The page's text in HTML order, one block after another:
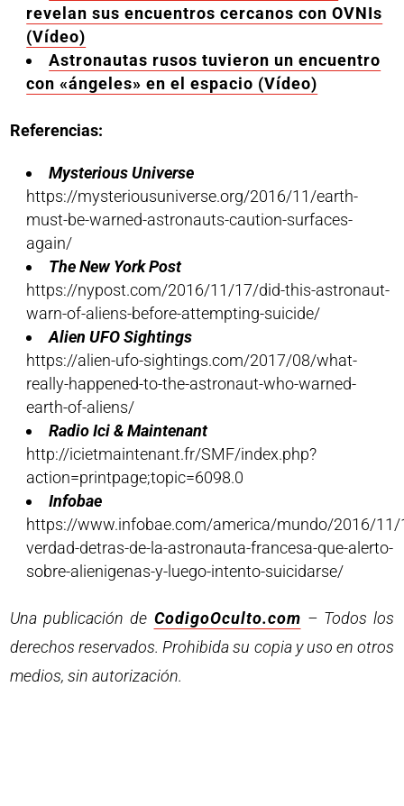
revelan sus encuentros cercanos con OVNIs
(Vídeo)
Astronautas rusos tuvieron un encuentro
con «ángeles» en el espacio (Vídeo)
Referencias:
Mysterious Universe
https://mysteriousuniverse.org/2016/11/earth-
must-be-warned-astronauts-caution-surfaces-
again/
The New York Post
https://nypost.com/2016/11/17/did-this-astronaut-
warn-of-aliens-before-attempting-suicide/
Alien UFO Sightings
https://alien-ufo-sightings.com/2017/08/what-
really-happened-to-the-astronaut-who-warned-
earth-of-aliens/
Radio Ici & Maintenant
http://icietmaintenant.fr/SMF/index.php?
action=printpage;topic=6098.0
Infobae
https://www.infobae.com/america/mundo/2016/
verdad-detras-de-la-astronauta-francesa-que-alerto-
sobre-alienigenas-y-luego-intento-suicidarse/
Una publicación de CodigoOculto.com – Todos los
derechos reservados. Prohibida su copia y uso en otros
medios, sin autorización.